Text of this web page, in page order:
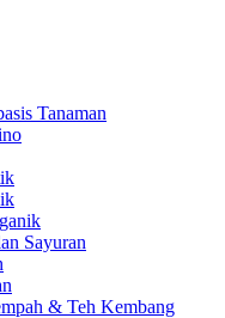
Tanaman
Sayuran
& Teh Kembang